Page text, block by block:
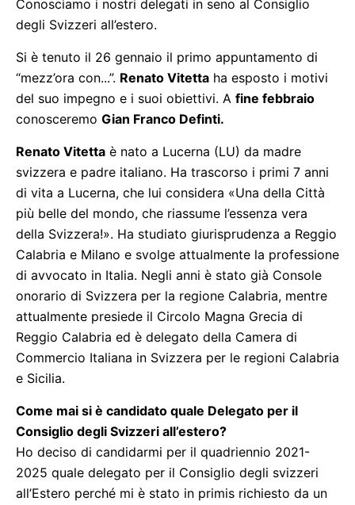
Conosciamo i nostri delegati in seno al Consiglio
degli Svizzeri all’estero.
Si è tenuto il 26 gennaio il primo appuntamento di
“mezz’ora con...”. Renato Vitetta ha esposto i motivi
del suo impegno e i suoi obiettivi. A fine febbraio
conosceremo Gian Franco Definti.
Renato Vitetta è nato a Lucerna (LU) da madre
svizzera e padre italiano. Ha trascorso i primi 7 anni
di vita a Lucerna, che lui considera «Una della Città
più belle del mondo, che riassume l’essenza vera
della Svizzera!». Ha studiato giurisprudenza a Reggio
Calabria e Milano e svolge attualmente la professione
di avvocato in Italia. Negli anni è stato già Console
onorario di Svizzera per la regione Calabria, mentre
attualmente presiede il Circolo Magna Grecia di
Reggio Calabria ed è delegato della Camera di
Commercio Italiana in Svizzera per le regioni Calabria
e Sicilia.
Come mai si è candidato quale Delegato per il
Consiglio degli Svizzeri all’estero?
Ho deciso di candidarmi per il quadriennio 2021-
2025 quale delegato per il Consiglio degli svizzeri
all’Estero perché mi è stato in primis richiesto da un